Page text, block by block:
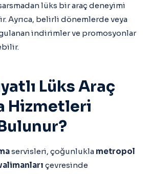
lüks bir araç deneyimi
Ayrıca, belirli dönemlerde veya
indirimler ve promosyonlar
Lüks Araç
Hizmetleri
servisleri, çoğunlukla metropol
çevresinde